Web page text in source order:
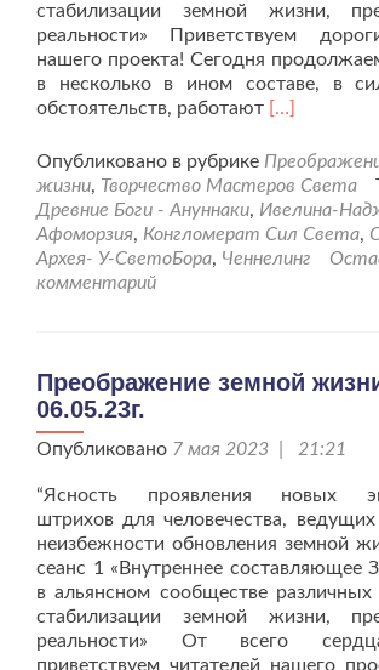
стабилизации земной жизни,
реальности» Приветствуем
нашего проекта! Сегодня
в несколько в ином составе, в
обстоятельств, работают Читать
земной
жизни
от
27.05.23г.
[…]
Опубликовано в рубрике
жизни, Творчество Мастеров Света
Древние Боги - Ануннаки, Ивелина-
Афоморзия, Конгломерат Сил Света,
Архея- У-СветоБора, Ченнелинг
комментарий
Преображение земной
06.05.23г.
Опубликовано 7 мая 2023 | 21:21
“Ясность проявления новых
штрихов для человечества,
неизбежности обновления земной
сеанс 1 «Внутреннее составляющее
в альянсном сообществе различных
стабилизации земной жизни,
реальности» От всего
приветствуем читателей нашего